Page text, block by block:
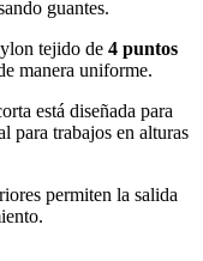
guantes.
tejido de 4 puntos
manera uniforme.
está diseñada para
para trabajos en alturas
permiten la salida